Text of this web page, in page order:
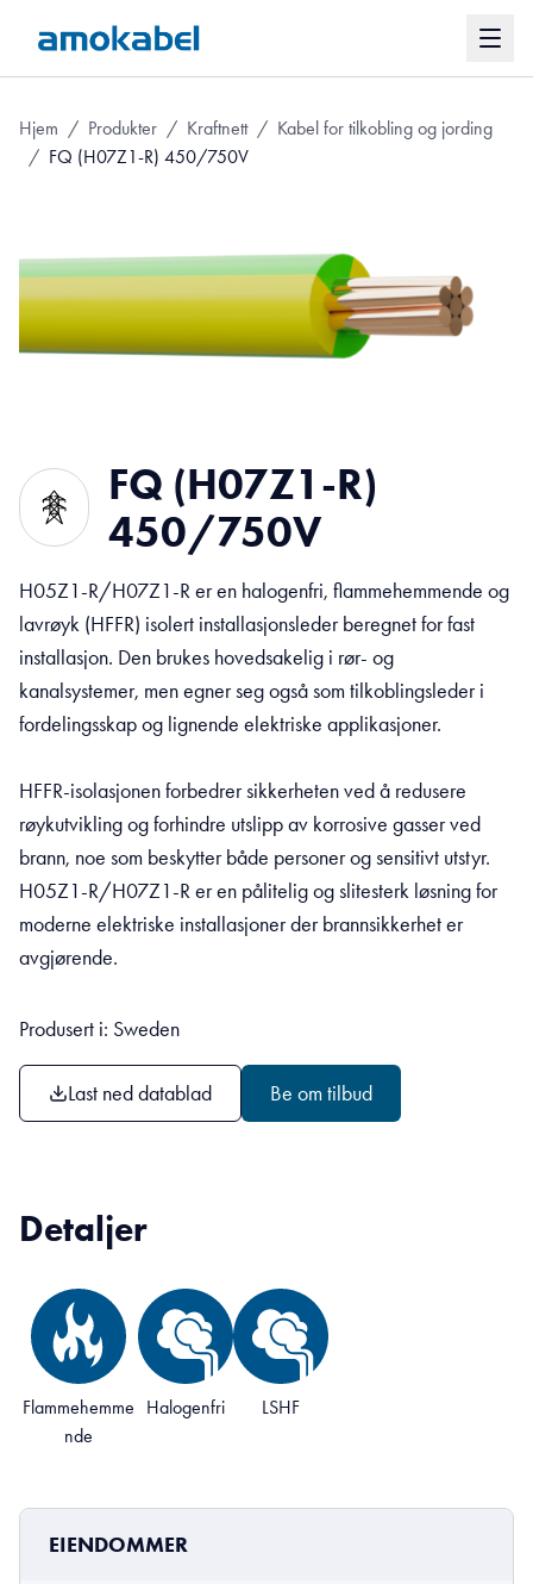
Hjem / Produkter / Kraftnett / Kabel for tilkobling og jording
/ FQ (H07Z1-R) 450/750V
FQ (H07Z1-R)
450/750V
H05Z1-R/H07Z1-R er en halogenfri, flammehemmende og
lavrøyk (HFFR) isolert installasjonsleder beregnet for fast
installasjon. Den brukes hovedsakelig i rør- og
kanalsystemer, men egner seg også som tilkoblingsleder i
fordelingsskap og lignende elektriske applikasjoner.
HFFR-isolasjonen forbedrer sikkerheten ved å redusere
røykutvikling og forhindre utslipp av korrosive gasser ved
brann, noe som beskytter både personer og sensitivt utstyr.
H05Z1-R/H07Z1-R er en pålitelig og slitesterk løsning for
moderne elektriske installasjoner der brannsikkerhet er
avgjørende.
Produsert i: Sweden
Last ned datablad Be om tilbud
Detaljer
Flammehemme
nde
Halogenfri LSHF
EIENDOMMER